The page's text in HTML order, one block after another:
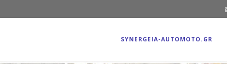
SYNERGEIA-AUTOMOTO.GR